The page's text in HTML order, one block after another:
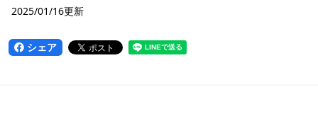
2025/01/16更新
シェア